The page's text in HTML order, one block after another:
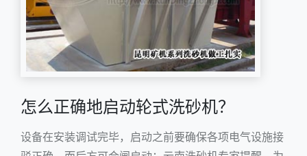
怎么正确地启动轮式洗砂机？
设备在安装调试完毕，启动之前要确保各项电气设施接